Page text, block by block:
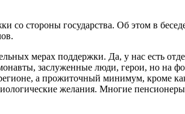
стороны государства. Об этом в
мерах поддержки. Да, у нас есть
заслуженные люди, герои, но на
а прожиточный минимум, кроме
желания. Многие пенсионеры